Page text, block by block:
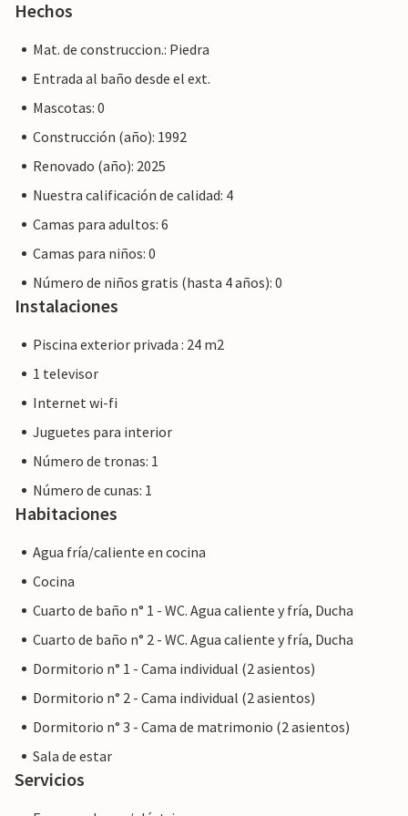
Hechos
Mat. de construccion.: Piedra
Entrada al baño desde el ext.
Mascotas: 0
Construcción (año): 1992
Renovado (año): 2025
Nuestra calificación de calidad: 4
Camas para adultos: 6
Camas para niños: 0
Número de niños gratis (hasta 4 años): 0
Instalaciones
Piscina exterior privada : 24 m2
1 televisor
Internet wi-fi
Juguetes para interior
Número de tronas: 1
Número de cunas: 1
Habitaciones
Agua fría/caliente en cocina
Cocina
Cuarto de baño n° 1 - WC. Agua caliente y fría, Ducha
Cuarto de baño n° 2 - WC. Agua caliente y fría, Ducha
Dormitorio n° 1 - Cama individual (2 asientos)
Dormitorio n° 2 - Cama individual (2 asientos)
Dormitorio n° 3 - Cama de matrimonio (2 asientos)
Sala de estar
Servicios